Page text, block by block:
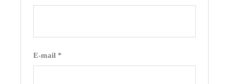
E-mail *